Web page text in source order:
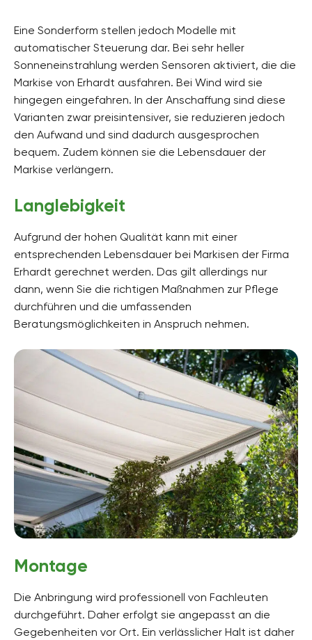
Eine Sonderform stellen jedoch Modelle mit
automatischer Steuerung dar. Bei sehr heller
Sonneneinstrahlung werden Sensoren aktiviert, die die
Markise von Erhardt ausfahren. Bei Wind wird sie
hingegen eingefahren. In der Anschaffung sind diese
Varianten zwar preisintensiver, sie reduzieren jedoch
den Aufwand und sind dadurch ausgesprochen
bequem. Zudem können sie die Lebensdauer der
Markise verlängern.
Langlebigkeit
Aufgrund der hohen Qualität kann mit einer
entsprechenden Lebensdauer bei Markisen der Firma
Erhardt gerechnet werden. Das gilt allerdings nur
dann, wenn Sie die richtigen Maßnahmen zur Pflege
durchführen und die umfassenden
Beratungsmöglichkeiten in Anspruch nehmen.
Montage
Die Anbringung wird professionell von Fachleuten
durchgeführt. Daher erfolgt sie angepasst an die
Gegebenheiten vor Ort. Ein verlässlicher Halt ist daher